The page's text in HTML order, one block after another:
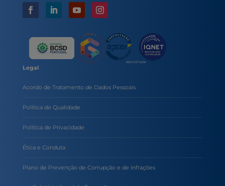
Legal
Acordo de Tratamento de Dados Pessoais
Política de Qualidade
Política de Privacidade
Ética e Conduta
Plano de Prevenção de Corrupção e de Infrações